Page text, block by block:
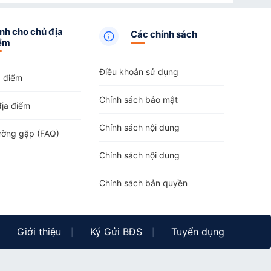
tại Xã Huổi Một
Mường Bám ,Căn hộ dịch vụ tại Xã Ngọc Chiến,
Mường Lèo
cho chủ địa
điểm
điểm
gặp (FAQ)
Các chính sách
Điều khoản sử dụng
Chính sách bảo mật
Chính sách nội dung
Chính sách nội dung
Chính sách bản quyền
Giới thiệu Ký Gửi BĐS Tuyển dụng